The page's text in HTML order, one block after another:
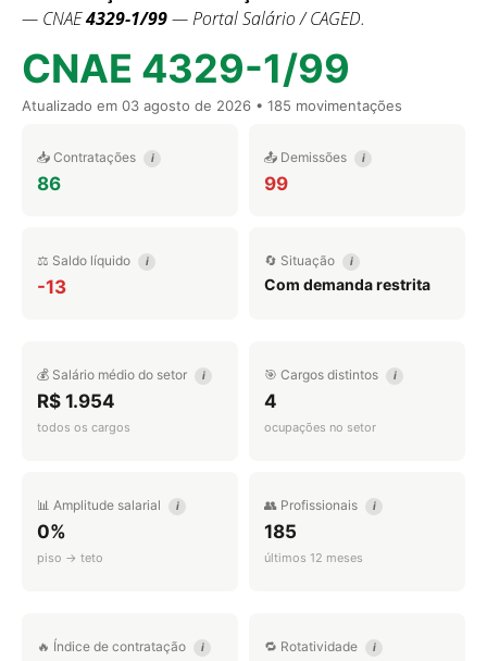
— CNAE4329-1/99— Portal Salário / CAGED.
CNAE 4329-1/99
Atualizado em 03 agosto de 2026 • 185 movimentações
📥 Contratações i
86
📤 Demissões i
99
⚖️ Saldo líquido i
-13
🔄 Situação i
Com demanda restrita
💰 Salário médio do setor i
R$ 1.954
todos os cargos
🎯 Cargos distintos i
4
ocupações no setor
📊 Amplitude salarial i
0%
piso → teto
👥 Profissionais i
185
últimos 12 meses
🔥 Índice de contratação i 🔁 Rotatividade i